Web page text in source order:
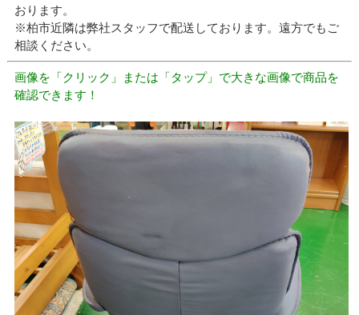
おります。
※柏市近隣は弊社スタッフで配送しております。遠方でもご
相談ください。
画像を「クリック」または「タップ」で大きな画像で商品を
確認できます！